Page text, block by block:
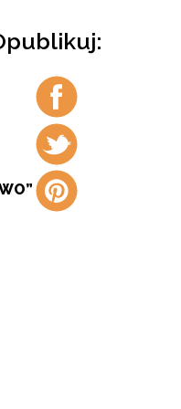
Udostępnij
na
facebook
Udostępnij
na
twitter
Udostępnij
na
pintrest